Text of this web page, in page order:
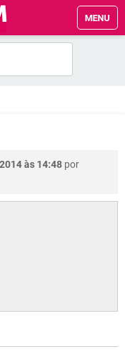
MENU
às 14:48 por